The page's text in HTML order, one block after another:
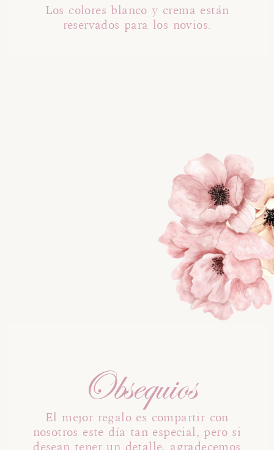
Los colores blanco y crema están
reservados para los novios.
Obsequios
El mejor regalo es compartir con
nosotros este día tan especial, pero si
desean tener un detalle, agradecemos